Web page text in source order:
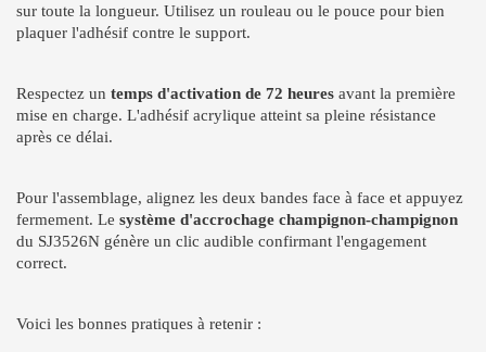
sur toute la longueur. Utilisez un rouleau ou le pouce pour bien
plaquer l'adhésif contre le support.
Respectez un temps d'activation de 72 heures avant la première
mise en charge. L'adhésif acrylique atteint sa pleine résistance
après ce délai.
Pour l'assemblage, alignez les deux bandes face à face et appuyez
fermement. Le système d'accrochage champignon-champignon
du SJ3526N génère un clic audible confirmant l'engagement
correct.
Voici les bonnes pratiques à retenir :